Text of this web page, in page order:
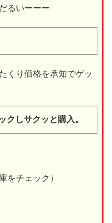
るいーーー
くり価格を承知でゲッ
しサクッと購入。
をチェック）